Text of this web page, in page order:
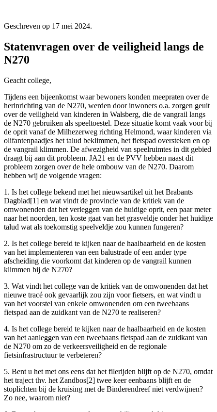
Geschreven op 17 mei 2024.
Statenvragen over de veiligheid langs de
N270
Geacht college,
Tijdens een bijeenkomst waar bewoners konden meepraten over de
herinrichting van de N270, werden door inwoners o.a. zorgen geuit
over de veiligheid van kinderen in Walsberg, die de vangrail langs
de N270 gebruiken als speeltoestel. Deze situatie komt vaak voor bij
de oprit vanaf de Milhezerweg richting Helmond, waar kinderen via
olifantenpaadjes het talud beklimmen, het fietspad oversteken en op
de vangrail klimmen. De afwezigheid van speelruimtes in dit gebied
draagt bij aan dit probleem. JA21 en de PVV hebben naast dit
probleem zorgen over de hele ombouw van de N270. Daarom
hebben wij de volgende vragen:
1. Is het college bekend met het nieuwsartikel uit het Brabants
Dagblad[1] en wat vindt de provincie van de kritiek van de
omwonenden dat het verleggen van de huidige oprit, een paar meter
naar het noorden, ten koste gaat van het grasveldje onder het huidige
talud wat als toekomstig speelveldje zou kunnen fungeren?
2. Is het college bereid te kijken naar de haalbaarheid en de kosten
van het implementeren van een balustrade of een ander type
afscheiding die voorkomt dat kinderen op de vangrail kunnen
klimmen bij de N270?
3. Wat vindt het college van de kritiek van de omwonenden dat het
nieuwe tracé ook gevaarlijk zou zijn voor fietsers, en wat vindt u
van het voorstel van enkele omwonenden om een tweebaans
fietspad aan de zuidkant van de N270 te realiseren?
4. Is het college bereid te kijken naar de haalbaarheid en de kosten
van het aanleggen van een tweebaans fietspad aan de zuidkant van
de N270 om zo de verkeersveiligheid en de regionale
fietsinfrastructuur te verbeteren?
5. Bent u het met ons eens dat het filerijden blijft op de N270, omdat
het traject thv. het Zandbos[2] twee keer eenbaans blijft en de
stoplichten bij de kruising met de Binderendreef niet verdwijnen?
Zo nee, waarom niet?